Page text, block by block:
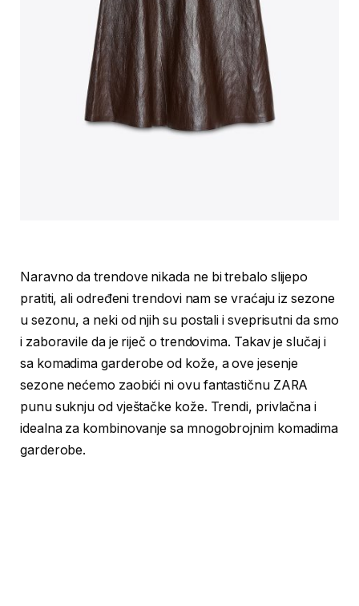
Naravno da trendove nikada ne bi trebalo slijepo
pratiti, ali određeni trendovi nam se vraćaju iz sezone
u sezonu, a neki od njih su postali i sveprisutni da smo
i zaboravile da je riječ o trendovima. Takav je slučaj i
sa komadima garderobe od kože, a ove jesenje
sezone nećemo zaobići ni ovu fantastičnu ZARA
punu suknju od vještačke kože. Trendi, privlačna i
idealna za kombinovanje sa mnogobrojnim komadima
garderobe.